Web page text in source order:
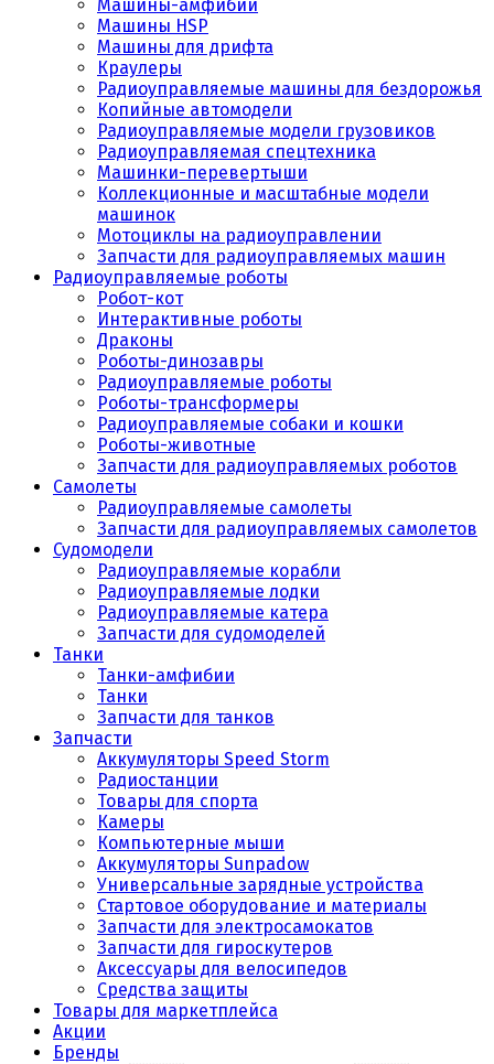
Машины-амфибии
Машины HSP
Машины для дрифта
Краулеры
Радиоуправляемые машины для бездорожья
Копийные автомодели
Радиоуправляемые модели грузовиков
Радиоуправляемая спецтехника
Машинки-перевертыши
Коллекционные и масштабные модели
машинок
Мотоциклы на радиоуправлении
Запчасти для радиоуправляемых машин
Радиоуправляемые роботы
Робот-кот
Интерактивные роботы
Драконы
Роботы-динозавры
Радиоуправляемые роботы
Роботы-трансформеры
Радиоуправляемые собаки и кошки
Роботы-животные
Запчасти для радиоуправляемых роботов
Самолеты
Радиоуправляемые самолеты
Запчасти для радиоуправляемых самолетов
Судомодели
Радиоуправляемые корабли
Радиоуправляемые лодки
Радиоуправляемые катера
Запчасти для судомоделей
Танки
Танки-амфибии
Танки
Запчасти для танков
Запчасти
Аккумуляторы Speed Storm
Радиостанции
Товары для спорта
Камеры
Компьютерные мыши
Аккумуляторы Sunpadow
Универсальные зарядные устройства
Стартовое оборудование и материалы
Запчасти для электросамокатов
Запчасти для гироскутеров
Аксессуары для велосипедов
Средства защиты
Товары для маркетплейса
Акции
Бренды